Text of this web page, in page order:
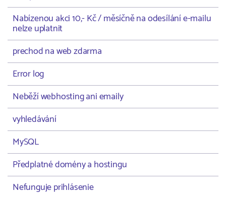
Nabízenou akci 10,- Kč / měsíčně na odesílání e-mailu
nelze uplatnit
prechod na web zdarma
Error log
Neběží webhosting ani emaily
vyhledávání
MySQL
Předplatné domény a hostingu
Nefunguje prihlásenie